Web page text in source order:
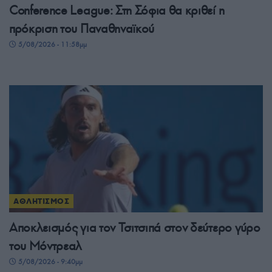
Conference League: Στη Σόφια θα κριθεί η
πρόκριση του Παναθηναϊκού
5/08/2026 - 11:58μμ
ΑΘΛΗΤΙΣΜΟΣ
Αποκλεισμός για τον Τσιτσιπά στον δεύτερο γύρο
του Μόντρεαλ
5/08/2026 - 9:40μμ